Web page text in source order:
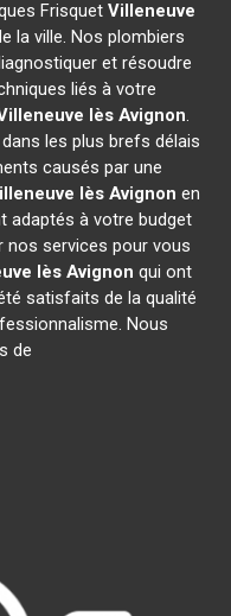
FrisquetVilleneuve
la ville. Nos plombiers
et résoudre
liés à votre
lès Avignon.
les plus brefs délais
causés par une
lès Avignon en
adaptés à votre budget
services pour vous
lès Avignon qui ont
satisfaits de la qualité
Nous
de